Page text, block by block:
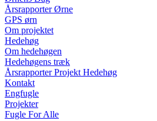
Årsrapporter Ørne
GPS ørn
Om projektet
Hedehøg
Om hedehøgen
Hedehøgens træk
Årsrapporter Projekt Hedehøg
Kontakt
Engfugle
Projekter
Fugle For Alle